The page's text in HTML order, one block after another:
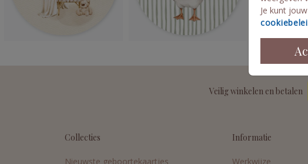
Je kunt
Veilig winkelen en betalen
Collecties
Nieuwste geboortekaartjes
Informatie
Werkwijze